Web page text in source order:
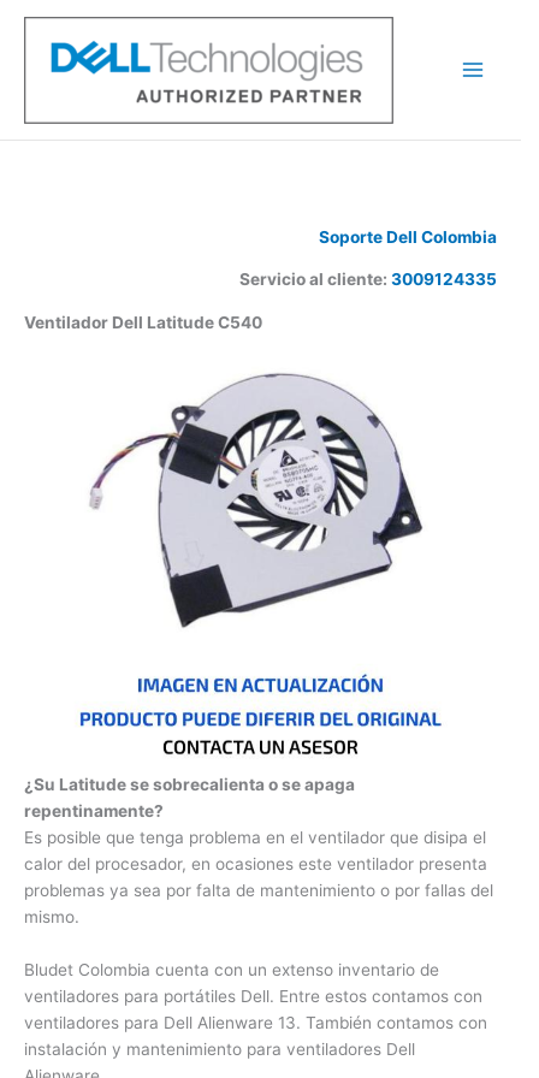
contenido
Soporte Dell Colombia
Servicio al cliente: 3009124335
Ventilador Dell Latitude C540
¿Su Latitude se sobrecalienta o se apaga
repentinamente?
Es posible que tenga problema en el ventilador que disipa el
calor del procesador, en ocasiones este ventilador presenta
problemas ya sea por falta de mantenimiento o por fallas del
mismo.
Bludet Colombia cuenta con un extenso inventario de
ventiladores para portátiles Dell. Entre estos contamos con
ventiladores para Dell Alienware 13. También contamos con
instalación y mantenimiento para ventiladores Dell